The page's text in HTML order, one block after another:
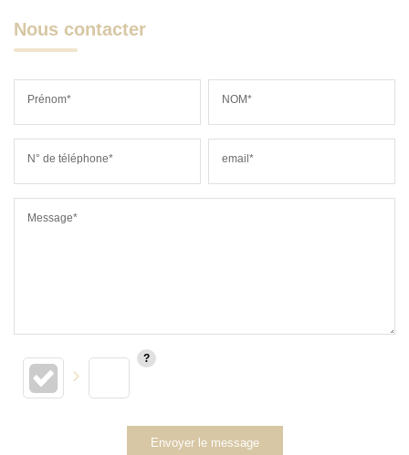
Nous contacter
Prénom* NOM*
N° de téléphone* email*
Message*
Envoyer le message